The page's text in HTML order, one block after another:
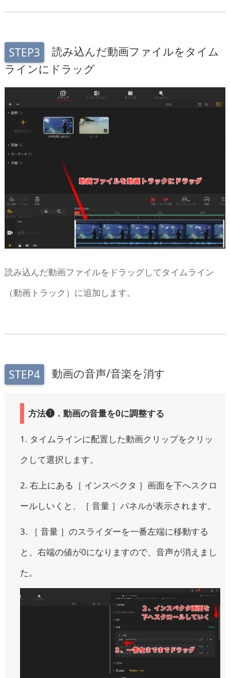
STEP3
読み込んだ動画ファイルをタイム
ラインにドラッグ
読み込んだ動画ファイルをドラッグしてタイムライン
（動画トラック）に追加します。
STEP4 動画の音声/音楽を消す
方法❶．動画の音量を0に調整する
1. タイムラインに配置した動画クリップをクリッ
クして選択します。
2. 右上にある［ インスペクタ ］画面を下へスクロ
ールしいくと、［ 音量 ］パネルが表示されます。
3. ［ 音量 ］のスライダーを一番左端に移動する
と、右端の値が0になりますので、音声が消えまし
た。